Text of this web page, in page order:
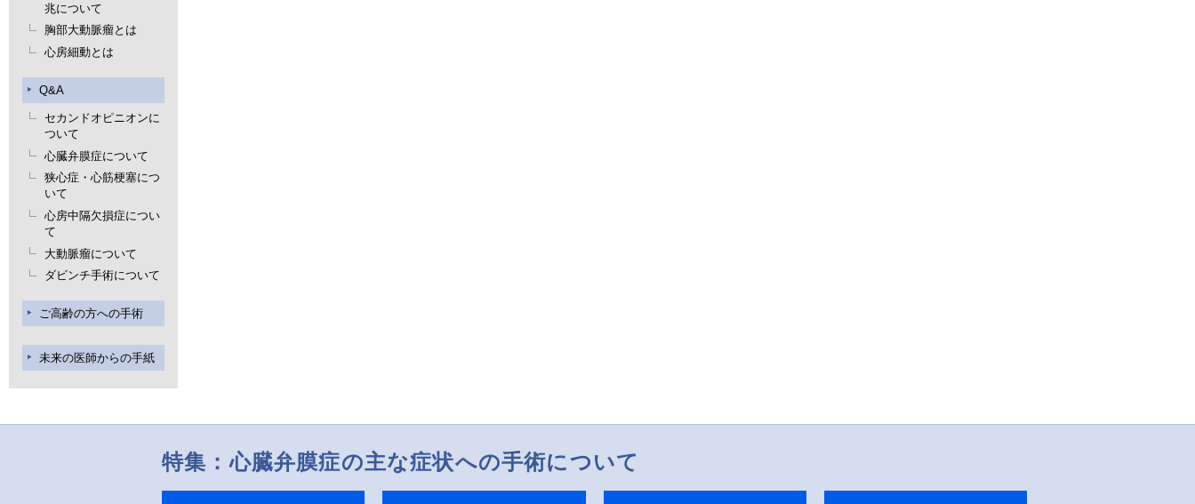
兆について
胸部大動脈瘤とは
心房細動とは
Q&A
セカンドオピニオンに
ついて
心臓弁膜症について
狭心症・心筋梗塞につ
いて
心房中隔欠損症につい
て
大動脈瘤について
ダビンチ手術について
ご高齢の方への手術
未来の医師からの手紙
特集：心臓弁膜症の主な症状への手術について